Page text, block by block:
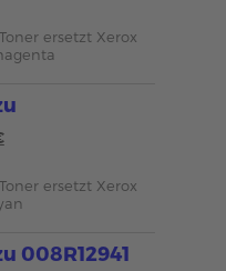
ersetzt Xerox
ersetzt Xerox
008R12941